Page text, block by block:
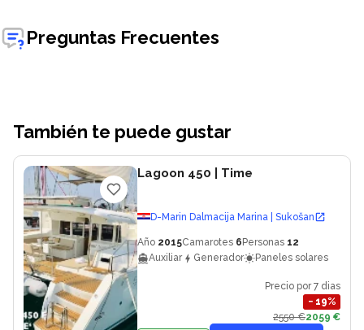
Preguntas Frecuentes
También te puede gustar
Lagoon 450 | Time
D-Marin Dalmacija Marina | Sukošan
Año 2015Camarotes 6 Personas 12
Auxiliar
Generador Paneles solares
Precio por 7 dias
− 19%
2550 €2059 €